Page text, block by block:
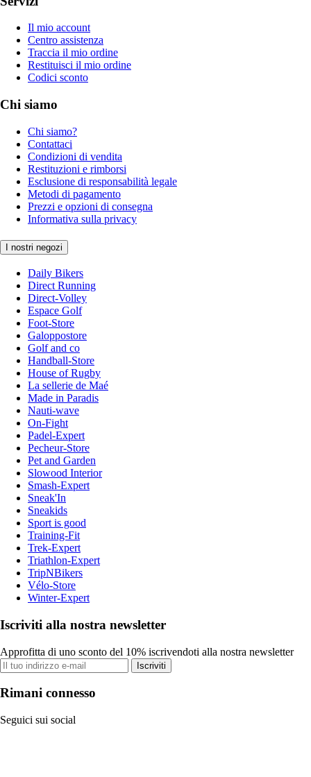
Il mio account
Centro assistenza
Traccia il mio ordine
Restituisci il mio ordine
Codici sconto
Chi siamo
Chi siamo?
Contattaci
Condizioni di vendita
Restituzioni e rimborsi
Esclusione di responsabilità legale
Metodi di pagamento
Prezzi e opzioni di consegna
Informativa sulla privacy
I nostri negozi
Daily Bikers
Direct Running
Direct-Volley
Espace Golf
Foot-Store
Galoppostore
Golf and co
Handball-Store
House of Rugby
La sellerie de Maé
Made in Paradis
Nauti-wave
On-Fight
Padel-Expert
Pecheur-Store
Pet and Garden
Slowood Interior
Smash-Expert
Sneak'In
Sneakids
Sport is good
Training-Fit
Trek-Expert
Triathlon-Expert
TripNBikers
Vélo-Store
Winter-Expert
Iscriviti alla nostra newsletter
Approfitta di uno sconto del 10% iscrivendoti alla nostra newsletter
Iscriviti
Rimani connesso
Seguici sui social